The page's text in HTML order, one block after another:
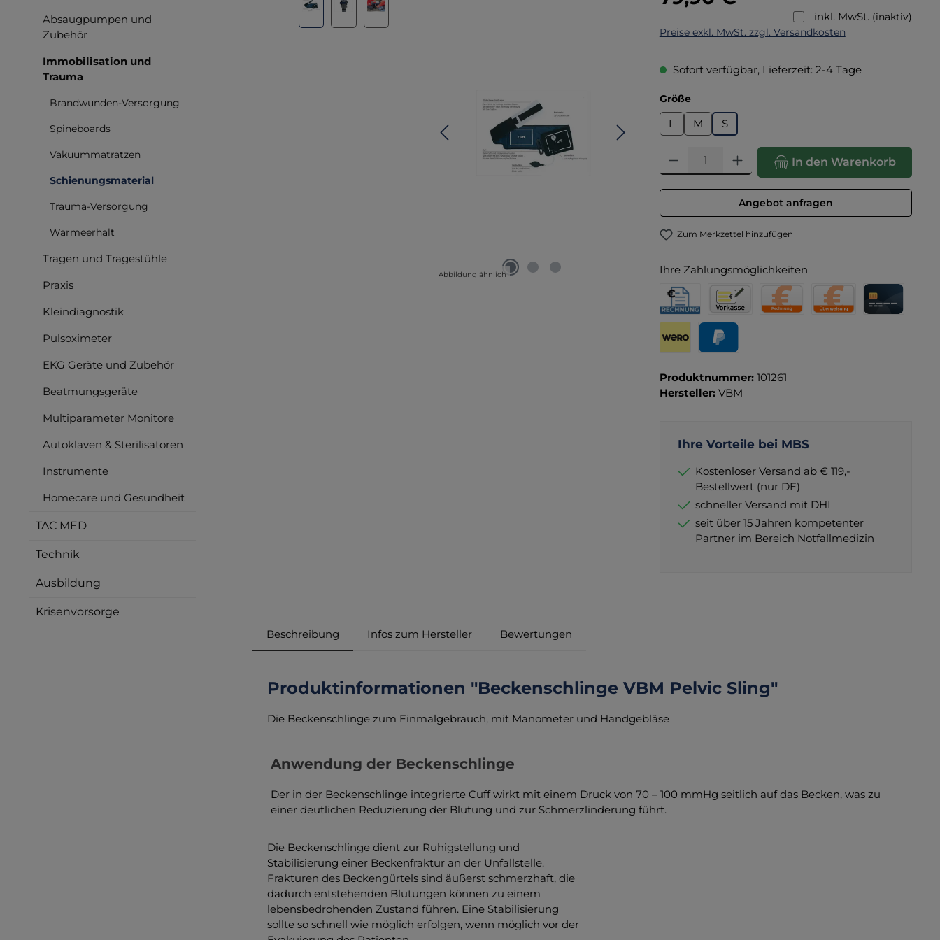
Absaugpumpen und
Zubehör
Immobilisation und
Trauma
Brandwunden-Versorgung
Spineboards
Vakuummatratzen
Schienungsmaterial
Trauma-Versorgung
Wärmeerhalt
Tragen und Tragestühle
Praxis
Kleindiagnostik
Pulsoximeter
EKG Geräte und Zubehör
Beatmungsgeräte
Multiparameter Monitore
Autoklaven & Sterilisatoren
Instrumente
Homecare und Gesundheit
TAC MED
Technik
Ausbildung
Krisenvorsorge
Abbildung ähnlich
inkl. MwSt. (inaktiv)
Preise exkl. MwSt. zzgl. Versandkosten
Sofort verfügbar, Lieferzeit: 2-4 Tage
Größeauswählen
L M S
Produkt Anzahl: Gib den gewünschten Wert ein oder
In den Warenkorb
Angebot anfragen
Zum Merkzettel hinzufügen
Ihre Zahlungsmöglichkeiten
Rechnung für Behörden
Vorkasse
Produktnummer: 101261
Hersteller: VBM
Ihre Vorteile bei MBS
Kostenloser Versand ab € 119,-
Bestellwert (nur DE)
schneller Versand mit DHL
seit über 15 Jahren kompetenter
Partner im Bereich Notfallmedizin
Beschreibung Infos zum Hersteller Bewertungen
Produktinformationen "Beckenschlinge VBM Pelvic Sling"
Die Beckenschlinge zum Einmalgebrauch, mit Manometer und Handgebläse
Anwendung der Beckenschlinge
Der in der Beckenschlinge integrierte Cuff wirkt mit einem Druck von 70 – 100 mmHg seitlich auf das Becken, was zu
einer deutlichen Reduzierung der Blutung und zur Schmerzlinderung führt.
Die Beckenschlinge dient zur Ruhigstellung und
Stabilisierung einer Beckenfraktur an der Unfallstelle.
Frakturen des Beckengürtels sind äußerst schmerzhaft, die
dadurch entstehenden Blutungen können zu einem
lebensbedrohenden Zustand führen. Eine Stabilisierung
sollte so schnell wie möglich erfolgen, wenn möglich vor der